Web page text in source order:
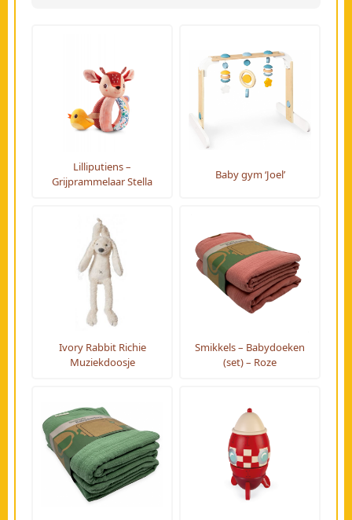
Lilliputiens –
Grijprammelaar Stella
Baby gym ‘Joel’
Ivory Rabbit Richie
Muziekdoosje
Smikkels – Babydoeken
(set) – Roze